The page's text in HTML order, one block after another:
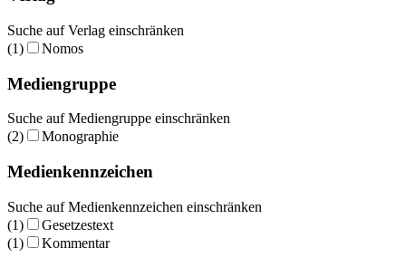
Suche auf Verlag einschränken
(1)
Nomos
Mediengruppe
Suche auf Mediengruppe einschränken
(2)
Monographie
Medienkennzeichen
Suche auf Medienkennzeichen einschränken
(1)
Gesetzestext
(1)
Kommentar